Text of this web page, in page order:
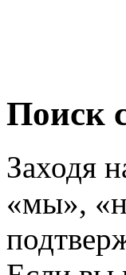
Поиск
Заходя
«мы»,